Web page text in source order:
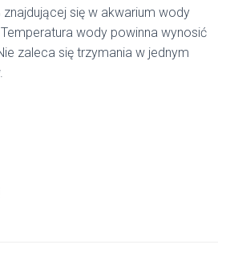
znajdującej się w akwarium wody
wody powinna wynosić
zaleca się trzymania w jednym